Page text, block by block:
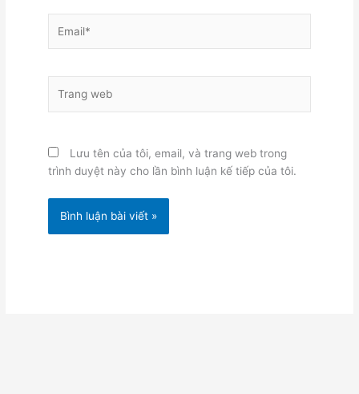
web
Lưu tên của tôi, email, và trang web trong
trình duyệt này cho lần bình luận kế tiếp của tôi.